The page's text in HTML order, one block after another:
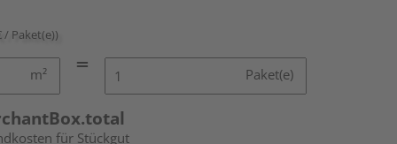
/ Paket(e))
m² Paket(e)
für Stückgut